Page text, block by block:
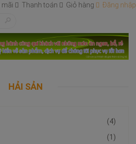
mãi Thanh toán Giỏ hàng Đăng nhập
HẢI SẢN
(4)
(1)